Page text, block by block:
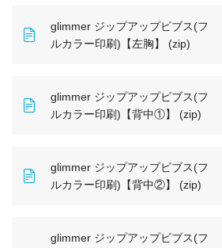
glimmer ジップアップビブス(フ
ルカラー印刷)【左胸】 (zip)
glimmer ジップアップビブス(フ
ルカラー印刷)【背中①】 (zip)
glimmer ジップアップビブス(フ
ルカラー印刷)【背中②】 (zip)
glimmer ジップアップビブス(フ